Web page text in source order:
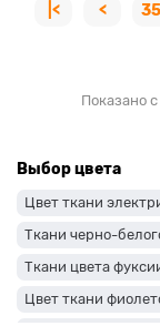
|< < 35
Показано
Выбор цвета
Цвет ткани
Ткани черно-
Ткани цвета
Цвет ткани